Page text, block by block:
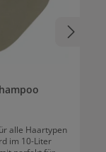
alle Haartypen
im 10-Liter